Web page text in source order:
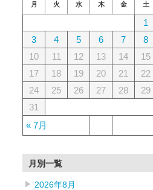
月 火 水 木 金 土
« 7月
1
3
4 5 6 7 8
10
11 12 13 14 15
17
18 19 20 21 22
24
25 26 27 28 29
31
月別一覧
2026年8月